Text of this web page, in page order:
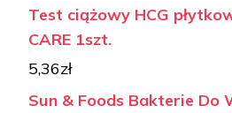
Test ciążowy HCG
CARE 1szt.
5,36zł
Sun & Foods Bakterie Do